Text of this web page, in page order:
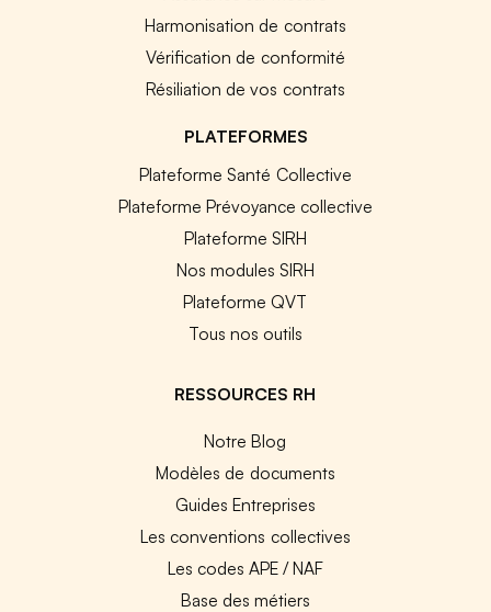
Harmonisation de contrats
Vérification de conformité
Résiliation de vos contrats
PLATEFORMES
Plateforme Santé Collective
Plateforme Prévoyance collective
Plateforme SIRH
Nos modules SIRH
Plateforme QVT
Tous nos outils
RESSOURCES RH
Notre Blog
Modèles de documents
Guides Entreprises
Les conventions collectives
Les codes APE / NAF
Base des métiers